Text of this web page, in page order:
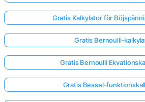
Gratis Kalkylator för
Gratis Bernoulli-
Gratis Bernoulli
Gratis Bessel-